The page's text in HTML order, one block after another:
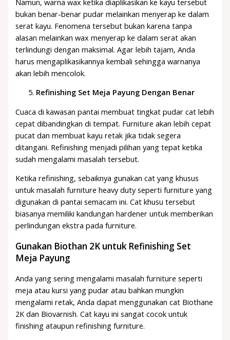
bukan benar-benar pudar melainkan menyerap ke dalam
serat kayu. Fenomena tersebut bukan karena tanpa
alasan melainkan wax menyerap ke dalam serat akan
terlindungi dengan maksimal. Agar lebih tajam, Anda
harus mengaplikasikannya kembali sehingga warnanya
akan lebih mencolok.
Refinishing Set Meja Payung Dengan Benar
Cuaca di kawasan pantai membuat tingkat pudar cat lebih
cepat dibandingkan di tempat. Furniture akan lebih cepat
pucat dan membuat kayu retak jika tidak segera
ditangani. Refinishing menjadi pilihan yang tepat ketika
sudah mengalami masalah tersebut.
Ketika refinishing, sebaiknya gunakan cat yang khusus
untuk masalah furniture heavy duty seperti furniture yang
digunakan di pantai semacam ini. Cat khusu tersebut
biasanya memiliki kandungan hardener untuk memberikan
perlindungan ekstra pada furniture.
Gunakan Biothan 2K untuk Refinishing Set
Meja Payung
Anda yang sering mengalami masalah furniture seperti
meja atau kursi yang pudar atau bahkan mungkin
mengalami retak, Anda dapat menggunakan cat Biothane
2K dan Biovarnish. Cat kayu ini sangat cocok untuk
finishing ataupun refinishing furniture.